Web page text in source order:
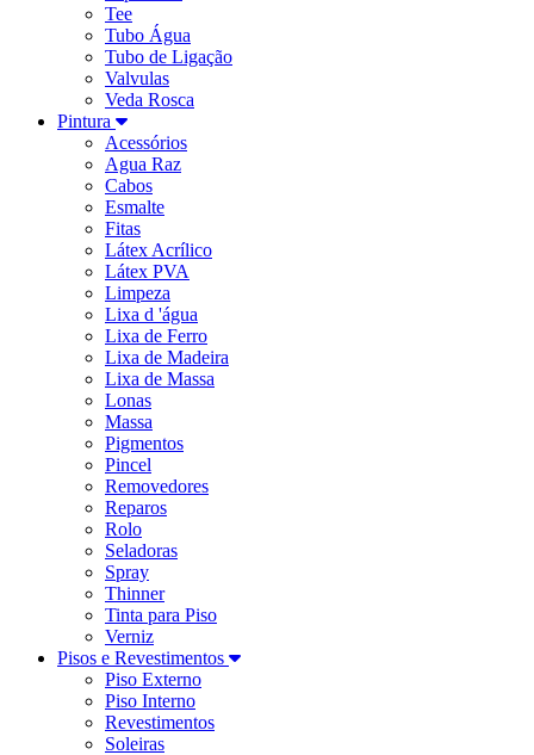
Tee
Tubo Água
Tubo de Ligação
Valvulas
Veda Rosca
Pintura
Acessórios
Agua Raz
Cabos
Esmalte
Fitas
Látex Acrílico
Látex PVA
Limpeza
Lixa d 'água
Lixa de Ferro
Lixa de Madeira
Lixa de Massa
Lonas
Massa
Pigmentos
Pincel
Removedores
Reparos
Rolo
Seladoras
Spray
Thinner
Tinta para Piso
Verniz
Pisos e Revestimentos
Piso Externo
Piso Interno
Revestimentos
Soleiras